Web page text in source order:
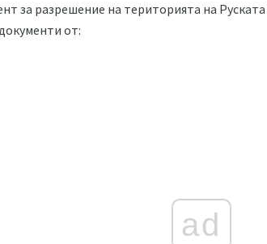
за разрешение на територията на
от:
ad